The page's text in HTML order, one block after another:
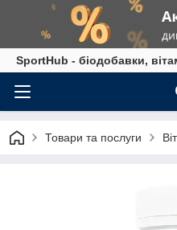
SportHub - біодобавки,
Товари та послуги